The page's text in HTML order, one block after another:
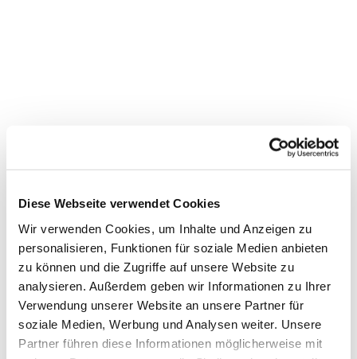
Diese Webseite verwendet Cookies
Wir verwenden Cookies, um Inhalte und Anzeigen zu
personalisieren, Funktionen für soziale Medien anbieten
zu können und die Zugriffe auf unsere Website zu
analysieren. Außerdem geben wir Informationen zu Ihrer
Verwendung unserer Website an unsere Partner für
soziale Medien, Werbung und Analysen weiter. Unsere
Partner führen diese Informationen möglicherweise mit